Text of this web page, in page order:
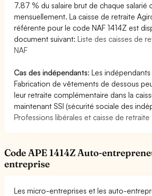
7.87 % du salaire brut de chaque salarié
mensuellement. La caisse de retraite
référente pour le code NAF 1414Z est
document suivant:Liste des caisses de
NAF
Cas des indépendants: Les
Fabrication de vêtements de dessous
leur retraite complémentaire dans la
maintenant SSI (sécurité sociale des
Professions libérales et caisse de retraite
Code APE 1414Z Auto-
entreprise
Les micro-entreprises et les auto-